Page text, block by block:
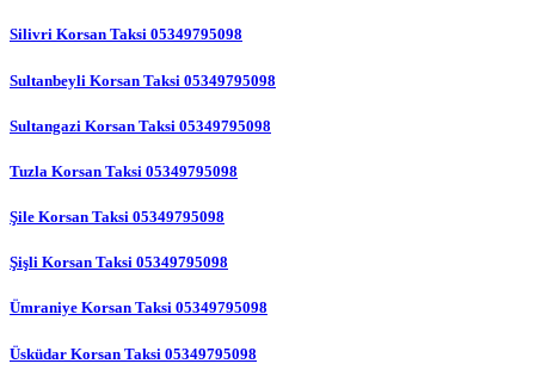
Silivri Korsan Taksi 05349795098
Sultanbeyli Korsan Taksi 05349795098
Sultangazi Korsan Taksi 05349795098
Tuzla Korsan Taksi 05349795098
Şile Korsan Taksi 05349795098
Şişli Korsan Taksi 05349795098
Ümraniye Korsan Taksi 05349795098
Üsküdar Korsan Taksi 05349795098